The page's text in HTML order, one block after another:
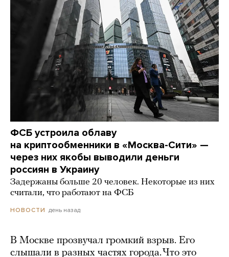
ФСБ устроила облаву
на криптообменники в «Москва-Сити» —
через них якобы выводили деньги
россиян в Украину
Задержаны больше 20 человек. Некоторые из них
считали, что работают на ФСБ
НОВОСТИ день назад
В Москве прозвучал громкий взрыв. Его
слышали в разных частях города. Что это